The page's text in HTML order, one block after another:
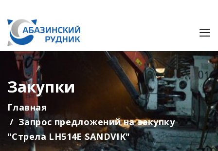
Закупки
Главная
Запрос предложений на закупку
"Стрела LH514E SANDVIK"